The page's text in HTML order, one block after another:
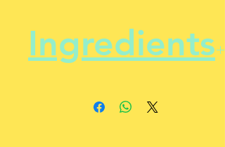
Ingredients
correcteurs d'acidité ( acide